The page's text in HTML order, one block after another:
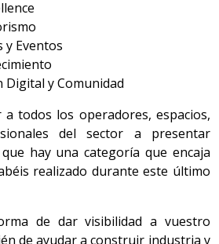
y Eventos
y Comunidad
todos los operadores, espacios,
del sector a presentar
hay una categoría que encaja
realizado durante este último
de dar visibilidad a vuestro
de ayudar a construir industria y